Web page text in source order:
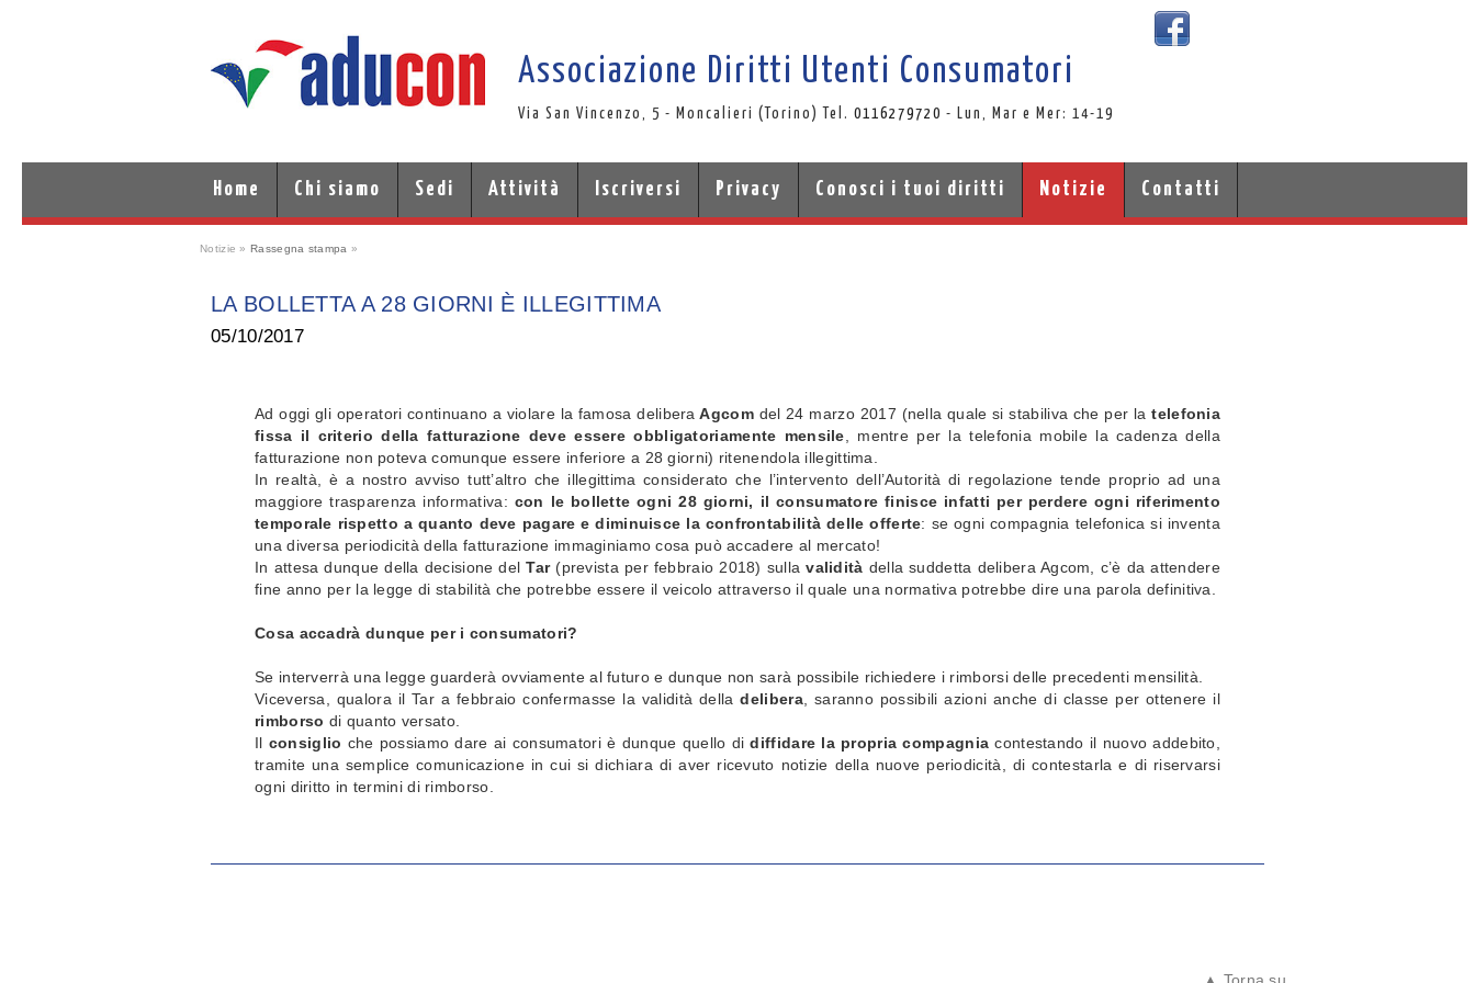
Associazione Diritti Utenti Consumatori
Via San Vincenzo, 5 - Moncalieri (Torino) Tel. 0116279720 - Lun, Mar e Mer: 14-19
Home Chi siamo Sedi Attività Iscriversi Privacy Conosci i tuoi diritti Notizie Contatti
Notizie » Rassegna stampa »
LA BOLLETTA A 28 GIORNI È ILLEGITTIMA
05/10/2017
Ad oggi gli operatori continuano a violare la famosa delibera Agcom del 24 marzo 2017 (nella quale si stabiliva che per la telefonia
fissa il criterio della fatturazione deve essere obbligatoriamente mensile , mentre per la telefonia mobile la cadenza della
fatturazione non poteva comunque essere inferiore a 28 giorni) ritenendola illegittima.
In realtà, è a nostro avviso tutt’altro che illegittima considerato che l’intervento dell’Autorità di regolazione tende proprio ad una
maggiore trasparenza informativa: con le bollette ogni 28 giorni, il consumatore finisce infatti per perdere ogni riferimento
temporale rispetto a quanto deve pagare e diminuisce la confrontabilità delle offerte: se ogni compagnia telefonica si inventa
una diversa periodicità della fatturazione immaginiamo cosa può accadere al mercato!
In attesa dunque della decisione delTar(prevista per febbraio 2018) sullavalidità della suddetta delibera Agcom, c’è da attendere
fine anno per la legge di stabilità che potrebbe essere il veicolo attraverso il quale una normativa potrebbe dire una parola definitiva.
Cosa accadrà dunque per i consumatori?
Se interverrà una legge guarderà ovviamente al futuro e dunque non sarà possibile richiedere i rimborsi delle precedenti mensilità.
Viceversa, qualora il Tar a febbraio confermasse la validità delladelibera, saranno possibili azioni anche di classe per ottenere il
rimborso di quanto versato.
Il consiglio che possiamo dare ai consumatori è dunque quello didiffidare la propria compagnia contestando il nuovo addebito,
tramite una semplice comunicazione in cui si dichiara di aver ricevuto notizie della nuove periodicità, di contestarla e di riservarsi
ogni diritto in termini di rimborso.